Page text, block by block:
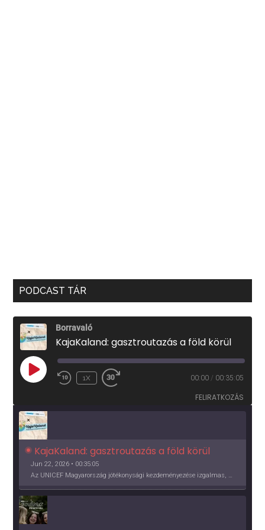
PODCAST TÁR
Borravaló
KajaKaland: gasztroutazás a föld körül
PLAY
EPISODE
1X 00:00 / 00:35:05
FELIRATKOZÁS
KajaKaland: gasztroutazás a föld körül
Jun 22, 2026 • 00:35:05
Az UNICEF Magyarország jótékonysági kezdeményezése izgalmas, egész éves világkörüli ízutazásra hív, igazi családi program és gasztroedukáció, illetve segítség a rászorulóknak is egyben.